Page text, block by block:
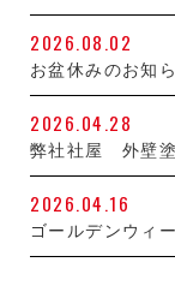
2026.08.02
お盆休みのお知
2026.04.28
弊社社屋 外壁
2026.04.16
ゴールデンウィ